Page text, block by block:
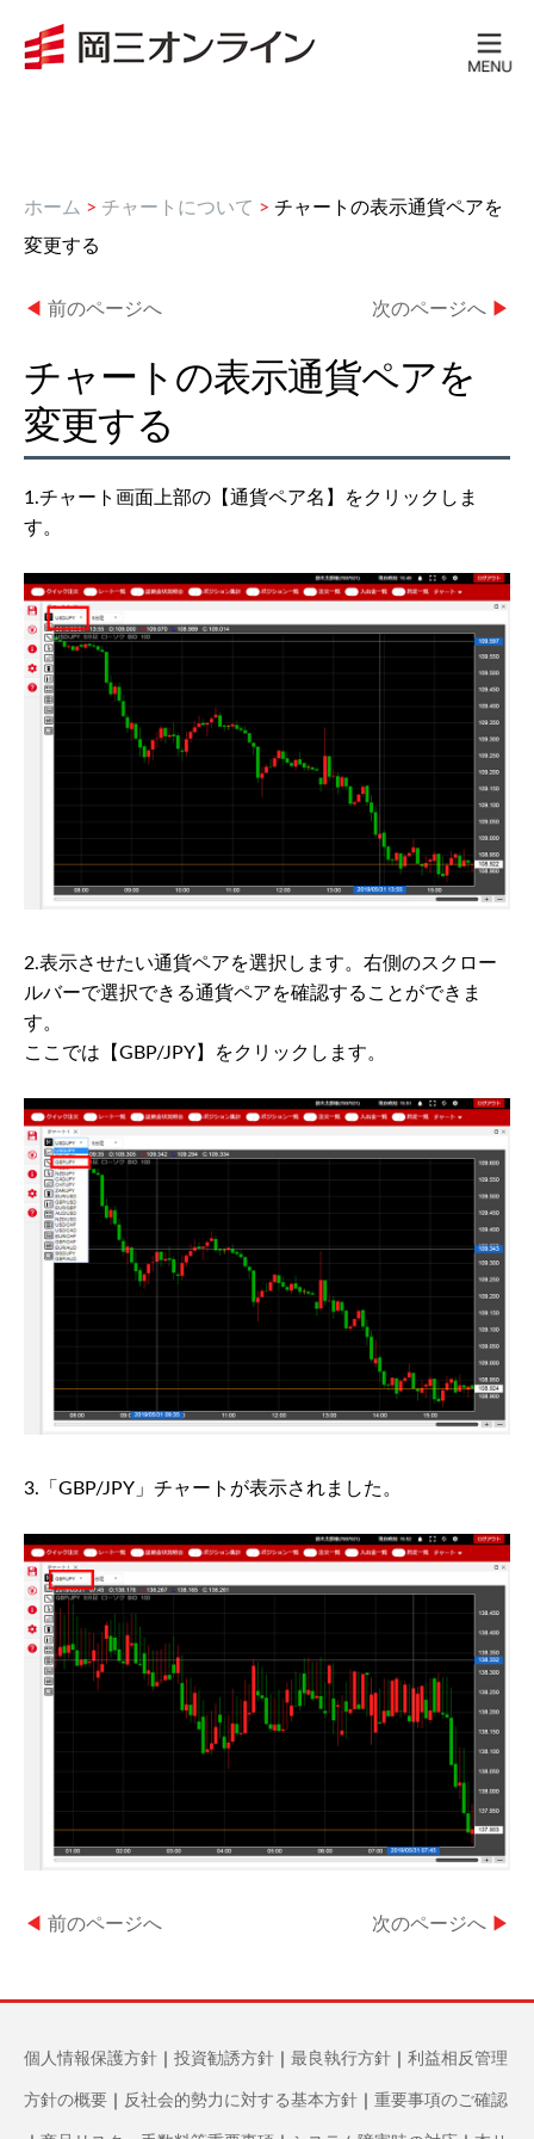
ホーム > チャートについて > チャートの表示通貨ペアを
変更する
◀ 前のページへ 次のページへ ▶
チャートの表示通貨ペアを
変更する
1.チャート画面上部の【通貨ペア名】をクリックしま
す。
2.表示させたい通貨ペアを選択します。右側のスクロー
ルバーで選択できる通貨ペアを確認することができま
す。
ここでは【GBP/JPY】をクリックします。
3.「GBP/JPY」チャートが表示されました。
◀ 前のページへ 次のページへ ▶
個人情報保護方針 投資勧誘方針 最良執行方針 利益相反管理
方針の概要 反社会的勢力に対する基本方針 重要事項のご確認